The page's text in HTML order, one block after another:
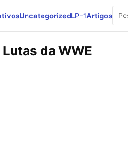
UncategorizedLP-1Artigos
da WWE